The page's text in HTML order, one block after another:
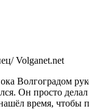
Volganet.net
Волгоградом
Он просто
время, чтобы